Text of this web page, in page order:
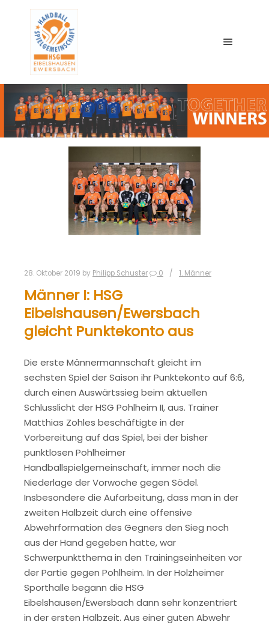
28. Oktober 2019 by Philipp Schuster 0 1. Männer
Männer I: HSG
Eibelshausen/Ewersbach
gleicht Punktekonto aus
Die erste Männermannschaft gleicht im
sechsten Spiel der Saison ihr Punktekonto auf 6:6,
durch einen Auswärtssieg beim aktuellen
Schlusslicht der HSG Pohlheim II, aus. Trainer
Matthias Zohles beschäftigte in der
Vorbereitung auf das Spiel, bei der bisher
punktlosen Pohlheimer
Handballspielgemeinschaft, immer noch die
Niederlage der Vorwoche gegen Södel.
Insbesondere die Aufarbeitung, dass man in der
zweiten Halbzeit durch eine offensive
Abwehrformation des Gegners den Sieg noch
aus der Hand gegeben hatte, war
Schwerpunktthema in den Trainingseinheiten vor
der Partie gegen Pohlheim. In der Holzheimer
Sporthalle begann die HSG
Eibelshausen/Ewersbach dann sehr konzentriert
in der ersten Halbzeit. Aus einer guten Abwehr